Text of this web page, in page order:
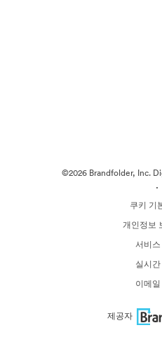
©2026 Brandfolder, Inc.
·
쿠키 기
개인정보
서비
실시
이메
제공자